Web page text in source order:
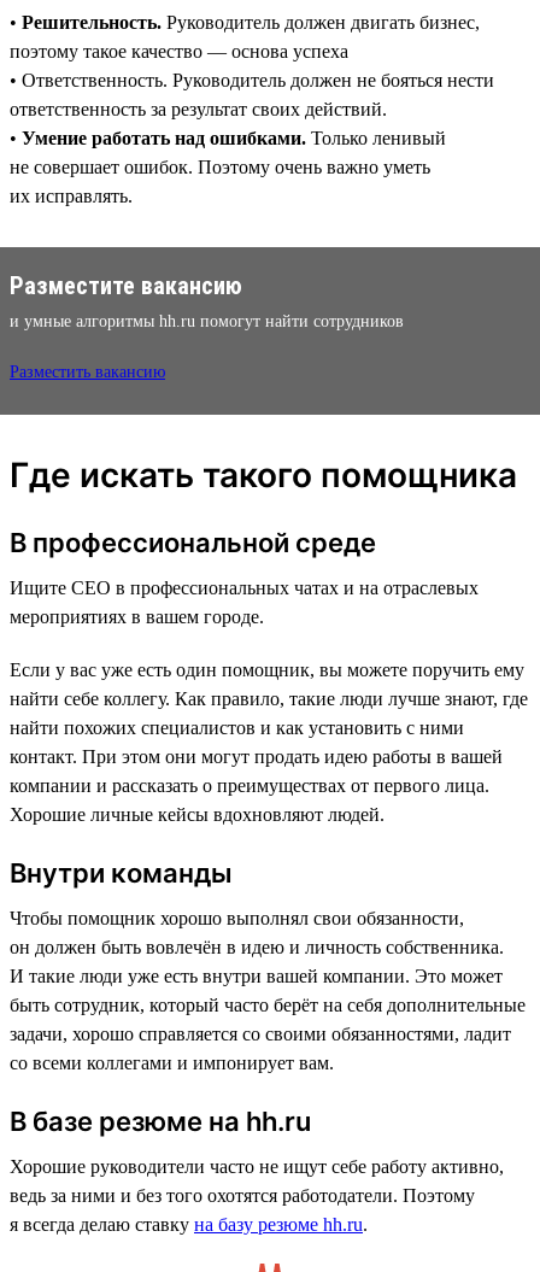
• Решительность. Руководитель должен двигать бизнес,
поэтому такое качество — основа успеха
• Ответственность. Руководитель должен не бояться нести
ответственность за результат своих действий.
• Умение работать над ошибками. Только ленивый
не совершает ошибок. Поэтому очень важно уметь
их исправлять.
Разместите вакансию
и умные алгоритмы hh.ru помогут найти сотрудников
Разместить вакансию
Где искать такого помощника
В профессиональной среде
Ищите CEO в профессиональных чатах и на отраслевых
мероприятиях в вашем городе.
Если у вас уже есть один помощник, вы можете поручить ему
найти себе коллегу. Как правило, такие люди лучше знают, где
найти похожих специалистов и как установить с ними
контакт. При этом они могут продать идею работы в вашей
компании и рассказать о преимуществах от первого лица.
Хорошие личные кейсы вдохновляют людей.
Внутри команды
Чтобы помощник хорошо выполнял свои обязанности,
он должен быть вовлечён в идею и личность собственника.
И такие люди уже есть внутри вашей компании. Это может
быть сотрудник, который часто берёт на себя дополнительные
задачи, хорошо справляется со своими обязанностями, ладит
со всеми коллегами и импонирует вам.
В базе резюме на hh.ru
Хорошие руководители часто не ищут себе работу активно,
ведь за ними и без того охотятся работодатели. Поэтому
я всегда делаю ставку на базу резюме hh.ru.